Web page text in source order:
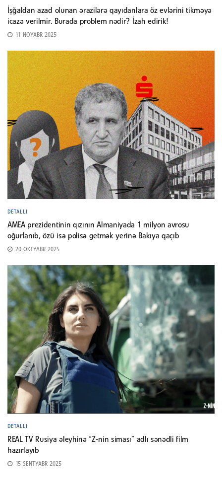
İşğaldan azad olunan ərazilərə qayıdanlara öz evlərini tikməyə
icazə verilmir. Burada problem nədir? İzah edirik!
11 NOYABR 2025
DETALLI
AMEA prezidentinin qızının Almaniyada 1 milyon avrosu
oğurlanıb, özü isə polisə getmək yerinə Bakıya qaçıb
20 OKTYABR 2025
DETALLI
REAL TV Rusiya əleyhinə “Z-nin siması” adlı sənədli film
hazırlayıb
15 SENTYABR 2025